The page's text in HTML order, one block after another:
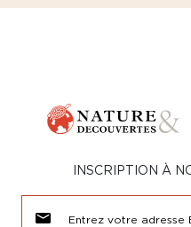
INSCRIPTION À